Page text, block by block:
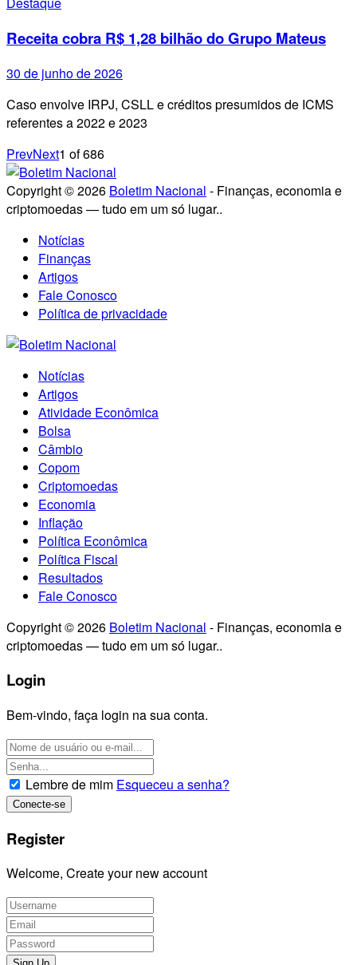
Receita cobra R$ 1,28 bilhão do Grupo Mateus
30 de junho de 2026
Caso envolve IRPJ, CSLL e créditos presumidos de ICMS
referentes a 2022 e 2023
PrevNext1 of686
Copyright © 2026 Boletim Nacional - Finanças, economia e
criptomoedas — tudo em um só lugar..
Notícias
Finanças
Artigos
Fale Conosco
Política de privacidade
Notícias
Artigos
Atividade Econômica
Bolsa
Câmbio
Copom
Criptomoedas
Economia
Inflação
Política Econômica
Política Fiscal
Resultados
Fale Conosco
Copyright © 2026 Boletim Nacional - Finanças, economia e
criptomoedas — tudo em um só lugar..
Login
Bem-vindo, faça login na sua conta.
Lembre de mim Esqueceu a senha?
Register
Welcome, Create your new account